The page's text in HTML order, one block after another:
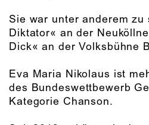
Sie war unter anderem zu
Diktator« an der
Dick« an der Volksbühne
Eva Maria Nikolaus ist
des Bundeswettbewerb
Kategorie Chanson.